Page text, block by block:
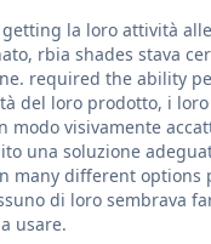
getting la loro attività
rbia shades stava
required the ability
del loro prodotto, i
modo visivamente
una soluzione
many different options
di loro sembrava
usare.